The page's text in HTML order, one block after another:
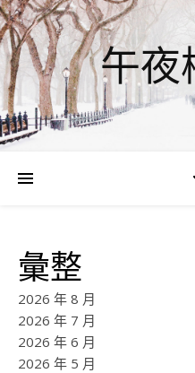
午夜
彙整
2026 年 8 月
2026 年 7 月
2026 年 6 月
2026 年 5 月